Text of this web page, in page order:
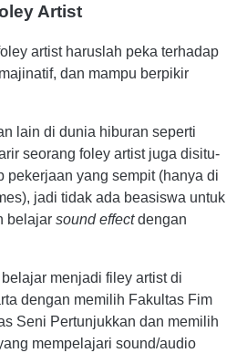
Artist
artist haruslah peka terhadap
dan mampu berpikir
lain di dunia hiburan seperti
seorang foley artist juga disitu-
pekerjaan yang sempit (hanya di
jadi tidak ada beasiswa untuk
belajar sound effectdengan
menjadi filey artist di
dengan memilih Fakultas Fim
Seni Pertunjukkan dan memilih
mempelajari sound/audio